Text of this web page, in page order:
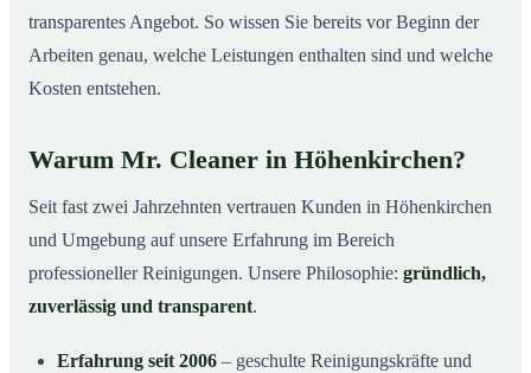
transparentes Angebot. So wissen Sie bereits vor Beginn der
Arbeiten genau, welche Leistungen enthalten sind und welche
Kosten entstehen.
Warum Mr. Cleaner in Höhenkirchen?
Seit fast zwei Jahrzehnten vertrauen Kunden in Höhenkirchen
und Umgebung auf unsere Erfahrung im Bereich
professioneller Reinigungen. Unsere Philosophie: gründlich,
zuverlässig und transparent.
Erfahrung seit 2006 – geschulte Reinigungskräfte und